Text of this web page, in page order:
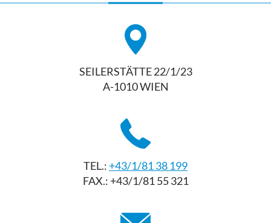
SEILERSTÄTTE 22/1/23
A-1010 WIEN
TEL.:+43/1/81 38 199
FAX.: +43/1/81 55 321